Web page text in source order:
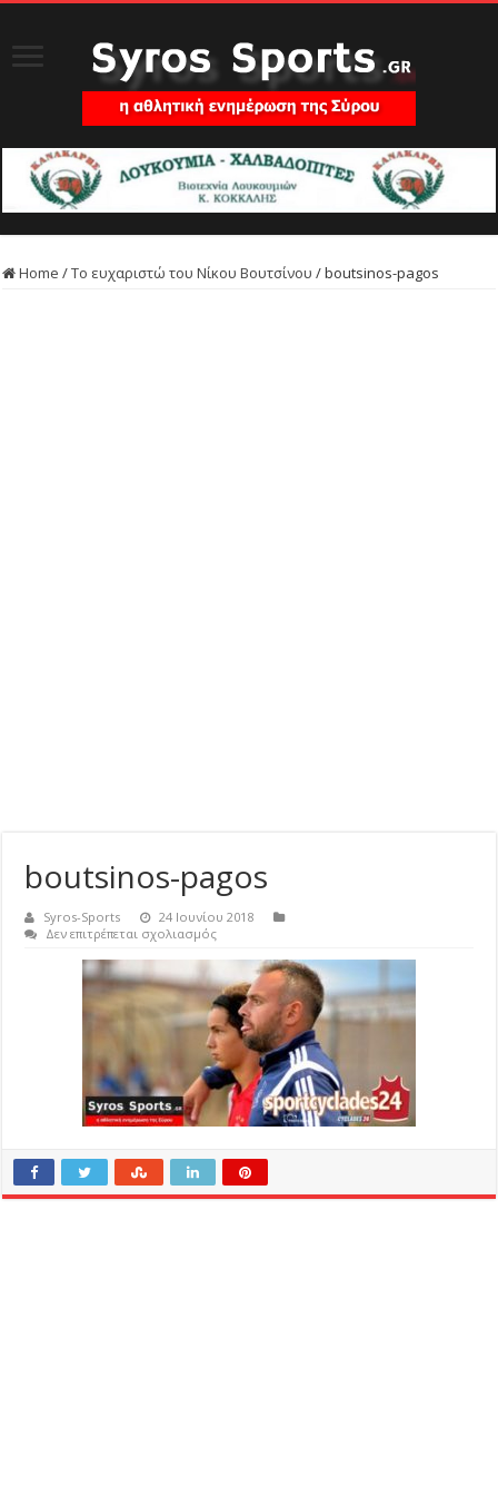
Home /Το ευχαριστώ του Νίκου Βουτσίνου /boutsinos-pagos
boutsinos-pagos
Syros-Sports
24 Ιουνίου 2018
Δεν επιτρέπεται σχολιασμόςστο
pagos